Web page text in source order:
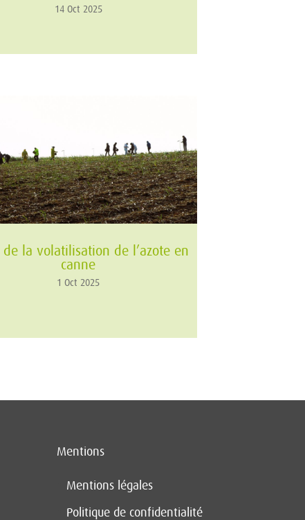
14 Oct 2025
de la volatilisation de l’azote en
canne
1 Oct 2025
Mentions
Mentions légales
Politique de confidentialité